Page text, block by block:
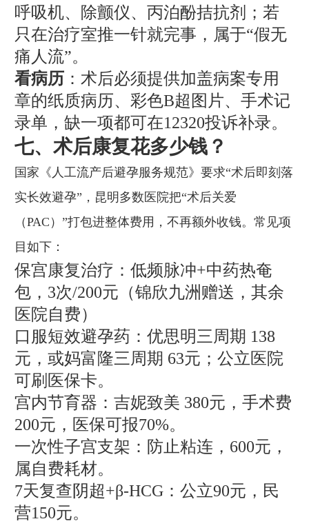
呼吸机、除颤仪、丙泊酚拮抗剂；若
只在治疗室推一针就完事，属于“假无
痛人流”。
看病历 ：术后必须提供加盖病案专用
章的纸质病历、彩色B超图片、手术记
录单，缺一项都可在12320投诉补录。
七、术后康复花多少钱？
国家《人工流产后避孕服务规范》要求“术后即刻落
实长效避孕”，昆明多数医院把“术后关爱
（PAC）”打包进整体费用，不再额外收钱。常见项
目如下：
保宫康复治疗：低频脉冲+中药热奄
包，3次/200元（锦欣九洲赠送，其余
医院自费）
口服短效避孕药：优思明三周期 138
元，或妈富隆三周期 63元；公立医院
可刷医保卡。
宫内节育器：吉妮致美 380元，手术费
200元，医保可报70%。
一次性子宫支架：防止粘连，600元，
属自费耗材。
7天复查阴超+β-HCG：公立90元，民
营150元。